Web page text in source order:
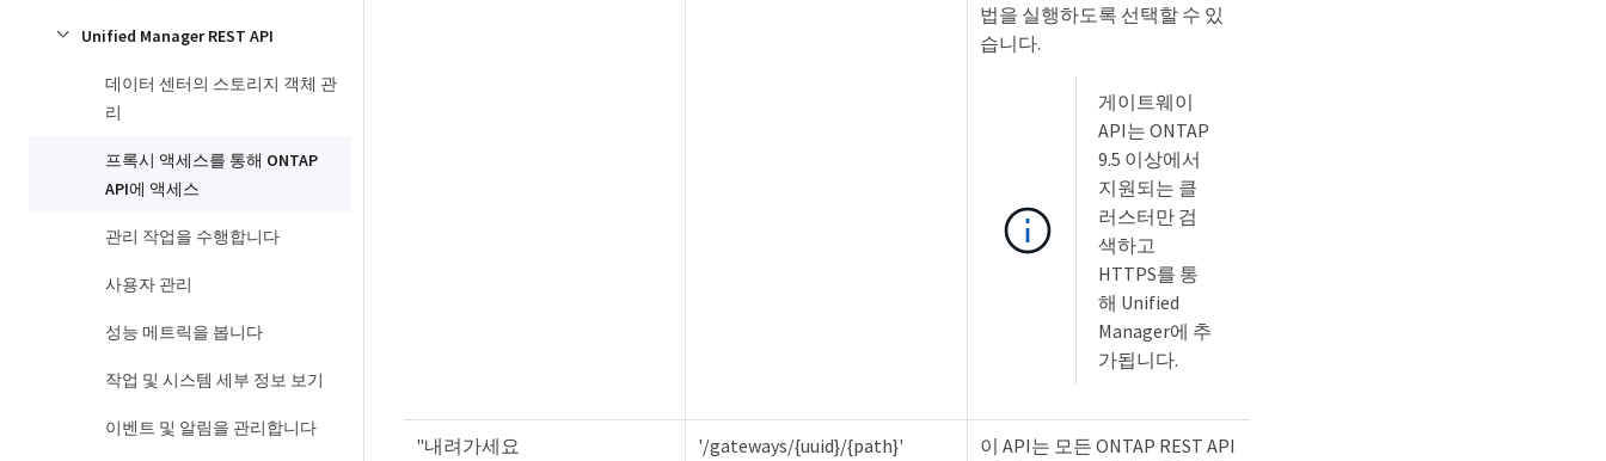
Unified Manager REST API
데이터 센터의 스토리지 객체 관
리
프록시 액세스를 통해 ONTAP
API에 액세스
관리 작업을 수행합니다
사용자 관리
성능 메트릭을 봅니다
작업 및 시스템 세부 정보 보기
이벤트 및 알림을 관리합니다
법을 실행하도록 선택할 수 있
습니다.
게이트웨이
API는 ONTAP
9.5 이상에서
지원되는 클
러스터만 검
색하고
HTTPS를 통
해 Unified
Manager에 추
가됩니다.
"내려가세요
'/gateways/{uuid}/{path}'
이 API는 모든 ONTAP REST API